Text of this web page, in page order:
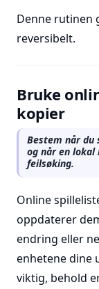
Denne rutinen
reversibelt.
Bruke
kopier
Bestem når du
og når en
feilsøking.
Online
oppdaterer
endring eller
enhetene dine
viktig, behold